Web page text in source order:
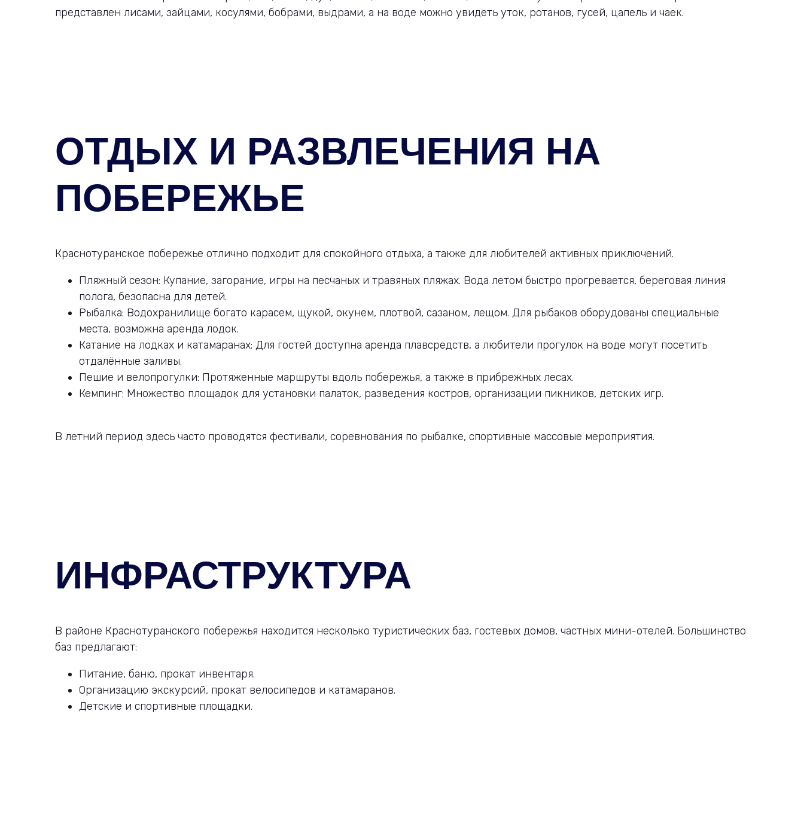
представлен лисами, зайцами, косулями, бобрами, выдрами, а на воде можно увидеть уток, ротанов, гусей, цапель и чаек.
ОТДЫХ И РАЗВЛЕЧЕНИЯ НА
ПОБЕРЕЖЬЕ
Краснотуранское побережье отлично подходит для спокойного отдыха, а также для любителей активных приключений.
Пляжный сезон: Купание, загорание, игры на песчаных и травяных пляжах. Вода летом быстро прогревается, береговая линия
полога, безопасна для детей.
Рыбалка: Водохранилище богато карасем, щукой, окунем, плотвой, сазаном, лещом. Для рыбаков оборудованы специальные
места, возможна аренда лодок.
Катание на лодках и катамаранах: Для гостей доступна аренда плавсредств, а любители прогулок на воде могут посетить
отдалённые заливы.
Пешие и велопрогулки: Протяженные маршруты вдоль побережья, а также в прибрежных лесах.
Кемпинг: Множество площадок для установки палаток, разведения костров, организации пикников, детских игр.
В летний период здесь часто проводятся фестивали, соревнования по рыбалке, спортивные массовые мероприятия.
ИНФРАСТРУКТУРА
В районе Краснотуранского побережья находится несколько туристических баз, гостевых домов, частных мини-отелей. Большинство
баз предлагают:
Питание, баню, прокат инвентаря.
Организацию экскурсий, прокат велосипедов и катамаранов.
Детские и спортивные площадки.